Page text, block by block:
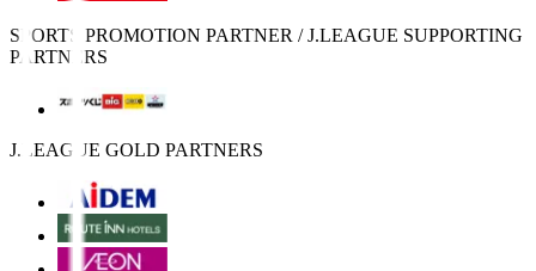
SPORTS PROMOTION PARTNER / J.LEAGUE SUPPORTING
PARTNERS
J.LEAGUE GOLD PARTNERS